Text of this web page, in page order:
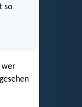
so
wer